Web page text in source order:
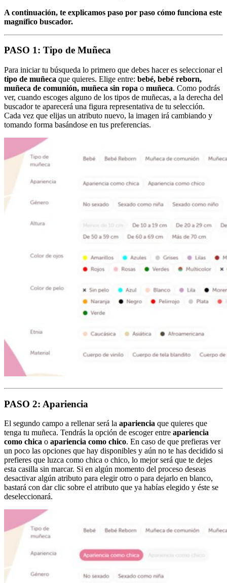
A continuación, te explicamos paso por paso cómo funciona este
magnífico buscador.
PASO 1: Tipo de Muñeca
Para iniciar tu búsqueda lo primero que debes hacer es seleccionar el
tipo de muñeca que quieres. Elige entre: bebé, bebé reborn,
muñeca de comunión, muñeca sin ropa o muñeca. Como podrás
ver, cuando escoges alguno de los tipos de muñecas, a la derecha del
buscador te aparecerá una figura representativa de tu selección.
Cada vez que elijas un atributo nuevo, la imagen irá cambiando y
tomando forma basándose en tus preferencias.
PASO 2: Apariencia
El segundo campo a rellenar será la apariencia que quieres que
tenga tu muñeca. Tendrás la opción de escoger entre apariencia
como chica o apariencia como chico. En caso de que prefieras ver
un poco las opciones que hay disponibles y aún no te has decidido si
prefieres que luzca como chica o chico, lo mejor será que te dejes
esta casilla sin marcar. Si en algún momento del proceso deseas
desactivar algún atributo para elegir otro o para dejarlo en blanco,
bastará con dar clic sobre el atributo que ya habías elegido y éste se
deseleccionará.